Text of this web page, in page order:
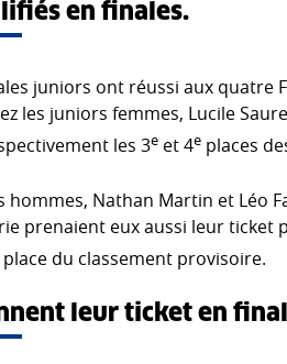
en finales.
juniors ont réussi aux quatre
les juniors femmes, Lucile
les 3e et 4e places
hommes, Nathan Martin et Léo
prenaient eux aussi leur ticket
place du classement provisoire.
leur ticket en